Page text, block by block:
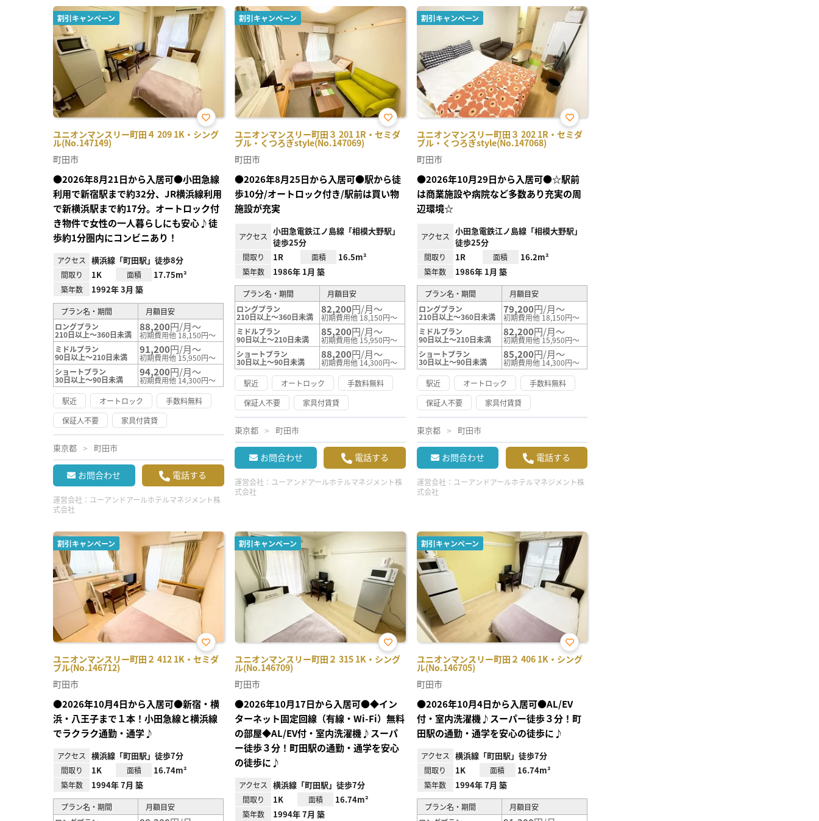
割引キャンペーン
ユニオンマンスリー町田４ 209 1K・シング
ル(No.147149)
お気
に入
町田市
●2026年8月21日から入居可●小田急線
利用で新宿駅まで約32分、JR横浜線利用
で新横浜駅まで約17分。オートロック付
き物件で女性の一人暮らしにも安心♪徒
歩約1分圏内にコンビニあり！
アクセス 横浜線「町田駅」徒歩8分
間取り 1K 面積 17.75m²
築年数 1992年 3月 築
プラン名・期間
月額目安
ロングプラン
210日以上～360日未満
88,200円/月～
初期費用他 18,150円～
ミドルプラン
90日以上～210日未満
91,200円/月～
初期費用他 15,950円～
ショートプラン
30日以上～90日未満
94,200円/月～
初期費用他 14,300円～
駅近
オートロック
手数料無料
保証人不要
家具付賃貸
東京都 町田市
お問合わせ 電話する
運営会社： ユーアンドアールホテルマネジメント株
式会社
割引キャンペーン
ユニオンマンスリー町田３ 201 1R・セミダ
ブル・くつろぎstyle(No.147069)
お気
に入
町田市
●2026年8月25日から入居可●駅から徒
歩10分/オートロック付き/駅前は買い物
施設が充実
アクセス
小田急電鉄江ノ島線「相模大野駅」
徒歩25分
間取り 1R 面積 16.5m²
築年数 1986年 1月 築
プラン名・期間
月額目安
ロングプラン
210日以上～360日未満
82,200円/月～
初期費用他 18,150円～
ミドルプラン
90日以上～210日未満
85,200円/月～
初期費用他 15,950円～
ショートプラン
30日以上～90日未満
88,200円/月～
初期費用他 14,300円～
駅近
オートロック
手数料無料
保証人不要
家具付賃貸
東京都 町田市
お問合わせ 電話する
運営会社： ユーアンドアールホテルマネジメント株
式会社
割引キャンペーン
ユニオンマンスリー町田３ 202 1R・セミダ
ブル・くつろぎstyle(No.147068)
お気
に入
町田市
●2026年10月29日から入居可●☆駅前
は商業施設や病院など多数あり充実の周
辺環境☆
アクセス
小田急電鉄江ノ島線「相模大野駅」
徒歩25分
間取り 1R 面積 16.2m²
築年数 1986年 1月 築
プラン名・期間
月額目安
ロングプラン
210日以上～360日未満
79,200円/月～
初期費用他 18,150円～
ミドルプラン
90日以上～210日未満
82,200円/月～
初期費用他 15,950円～
ショートプラン
30日以上～90日未満
85,200円/月～
初期費用他 14,300円～
駅近
オートロック
手数料無料
保証人不要
家具付賃貸
東京都 町田市
お問合わせ 電話する
運営会社： ユーアンドアールホテルマネジメント株
式会社
割引キャンペーン
ユニオンマンスリー町田２ 412 1K・セミダ
ブル(No.146712)
お気
に入
町田市
●2026年10月4日から入居可●新宿・横
浜・八王子まで１本！小田急線と横浜線
でラクラク通勤・通学♪
アクセス 横浜線「町田駅」徒歩7分
間取り 1K 面積 16.74m²
築年数 1994年 7月 築
プラン名・期間
月額目安
割引キャンペーン
ユニオンマンスリー町田２ 315 1K・シング
ル(No.146709)
お気
に入
町田市
●2026年10月17日から入居可●◆イン
ターネット固定回線（有線・Wi-Fi）無料
の部屋◆AL/EV付・室内洗濯機♪スーパ
ー徒歩３分！町田駅の通勤・通学を安心
の徒歩に♪
アクセス 横浜線「町田駅」徒歩7分
間取り 1K 面積 16.74m²
築年数 1994年 7月 築
割引キャンペーン
ユニオンマンスリー町田２ 406 1K・シング
ル(No.146705)
お気
に入
町田市
●2026年10月4日から入居可●AL/EV
付・室内洗濯機♪スーパー徒歩３分！町
田駅の通勤・通学を安心の徒歩に♪
アクセス 横浜線「町田駅」徒歩7分
間取り 1K 面積 16.74m²
築年数 1994年 7月 築
プラン名・期間
月額目安